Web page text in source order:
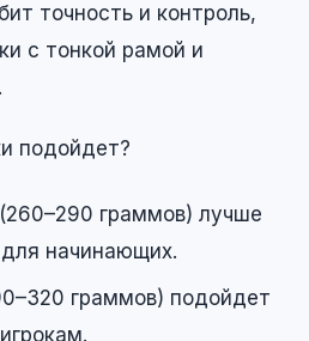
точность и контроль,
с тонкой рамой и
подойдет?
граммов) лучше
начинающих.
граммов) подойдет